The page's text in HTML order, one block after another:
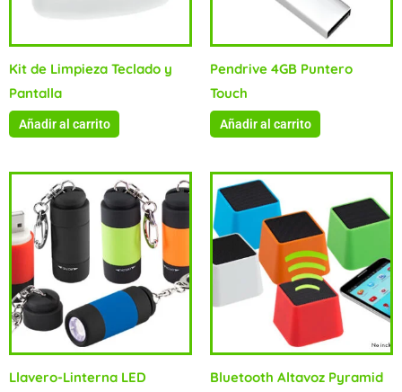
Kit de Limpieza Teclado y
Pantalla
Añadir al carrito
Pendrive 4GB Puntero
Touch
Añadir al carrito
Llavero-Linterna LED
Bluetooth Altavoz Pyramid